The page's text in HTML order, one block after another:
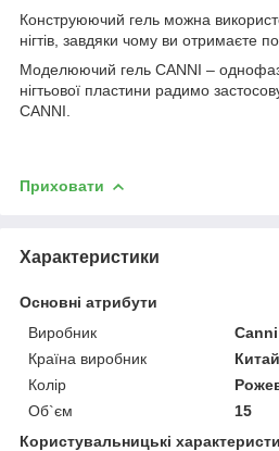
Конструюючий гель можна
нігтів, завдяки чому ви отримаєте
Моделюючий гель CANNI –
нігтьової пластини радимо
CANNI.
Приховати
Характеристики
Основні атрибути
Виробник
Країна виробник
Китай
Колір
Об`єм
15
Користувальницькі